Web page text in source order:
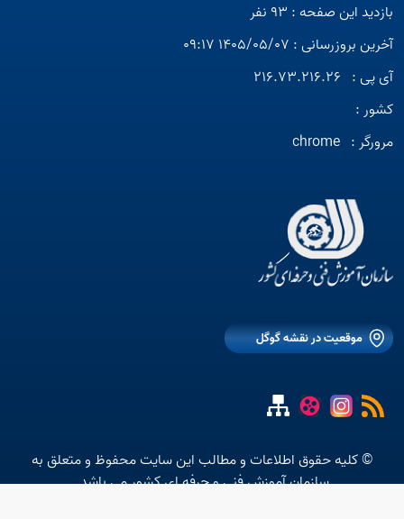
بازدید این صفحه : 93 نفر
آخرین بروزرسانی : 1405/05/07 09:17
آی پی : 216.73.216.26
کشور :
مرورگر : chrome
موقعیت در نقشه گوگل
© کلیه حقوق اطلاعات و مطالب این سایت محفوظ و متعلق به
سازمان آموزش فنی و حرفه ای کشور می باشد.